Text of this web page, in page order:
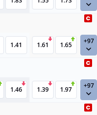
1.41 1.61 1.65 +97
1.46 1.39 1.97 +97